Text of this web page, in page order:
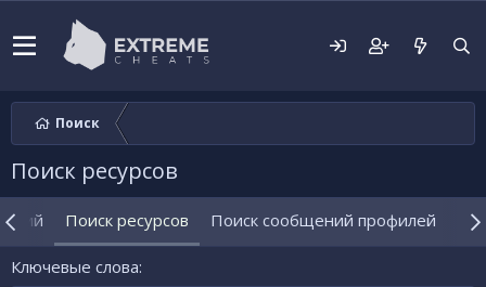
Поиск
Поиск ресурсов
Поиск ресурсов Поиск сообщений профилей
Ключевые слова